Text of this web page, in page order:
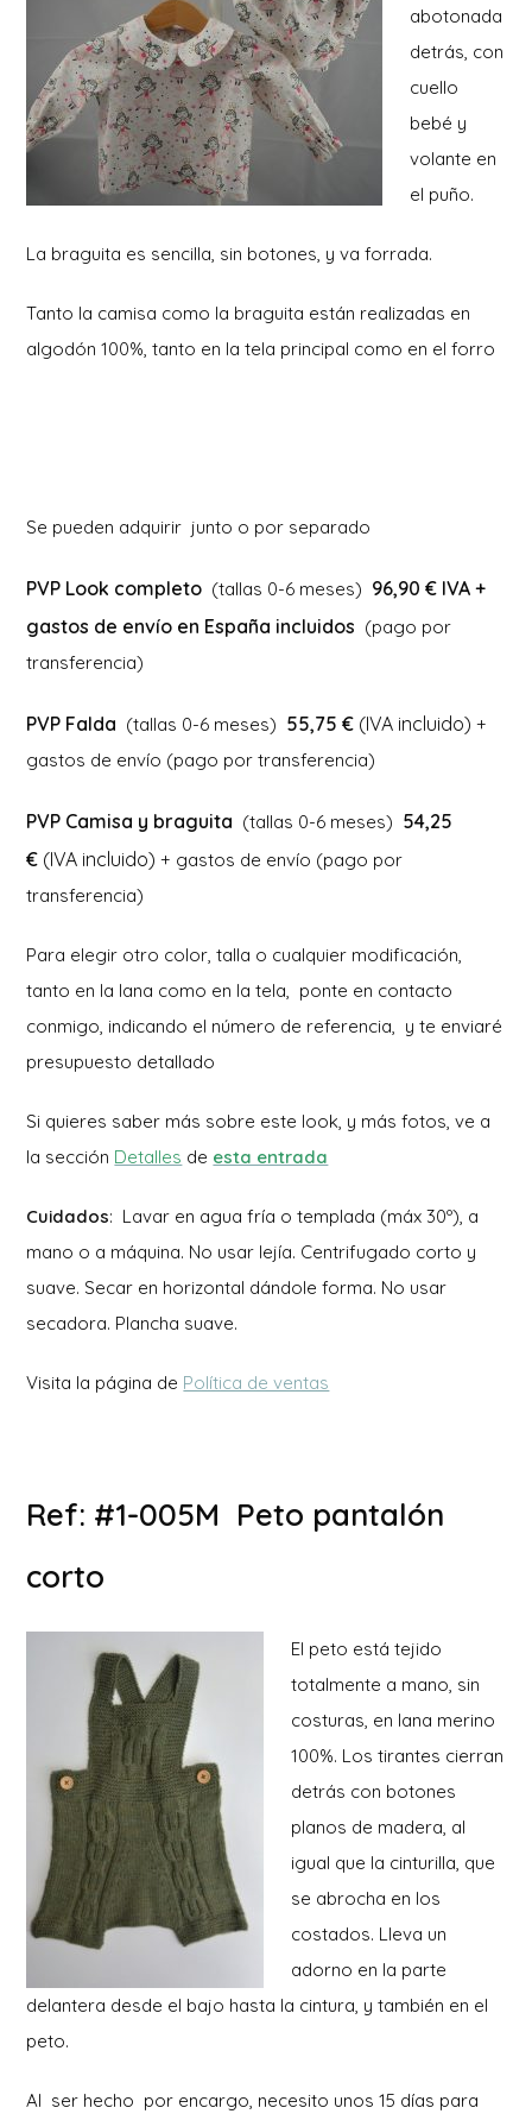
abotonada
detrás, con
cuello
bebé y
volante en
el puño.
La braguita es sencilla, sin botones, y va forrada.
Tanto la camisa como la braguita están realizadas en
algodón 100%, tanto en la tela principal como en el forro
Se pueden adquirir junto o por separado
PVP Look completo (tallas 0-6 meses) 96,90 € IVA +
gastos de envío en España incluidos (pago por
transferencia)
PVP Falda (tallas 0-6 meses) 55,75 € (IVA incluido) +
gastos de envío (pago por transferencia)
PVP Camisa y braguita (tallas 0-6 meses) 54,25
€ (IVA incluido) + gastos de envío (pago por
transferencia)
Para elegir otro color, talla o cualquier modificación,
tanto en la lana como en la tela, ponte en contacto
conmigo, indicando el número de referencia, y te enviaré
presupuesto detallado
Si quieres saber más sobre este look, y más fotos, ve a
la sección Detalles de esta entrada
Cuidados: Lavar en agua fría o templada (máx 30º), a
mano o a máquina. No usar lejía. Centrifugado corto y
suave. Secar en horizontal dándole forma. No usar
secadora. Plancha suave.
Visita la página de Política de ventas
Ref: #1-005M Peto pantalón
corto
El peto está tejido
totalmente a mano, sin
costuras, en lana merino
100%. Los tirantes cierran
detrás con botones
planos de madera, al
igual que la cinturilla, que
se abrocha en los
costados. Lleva un
adorno en la parte
delantera desde el bajo hasta la cintura, y también en el
peto.
Al ser hecho por encargo, necesito unos 15 días para